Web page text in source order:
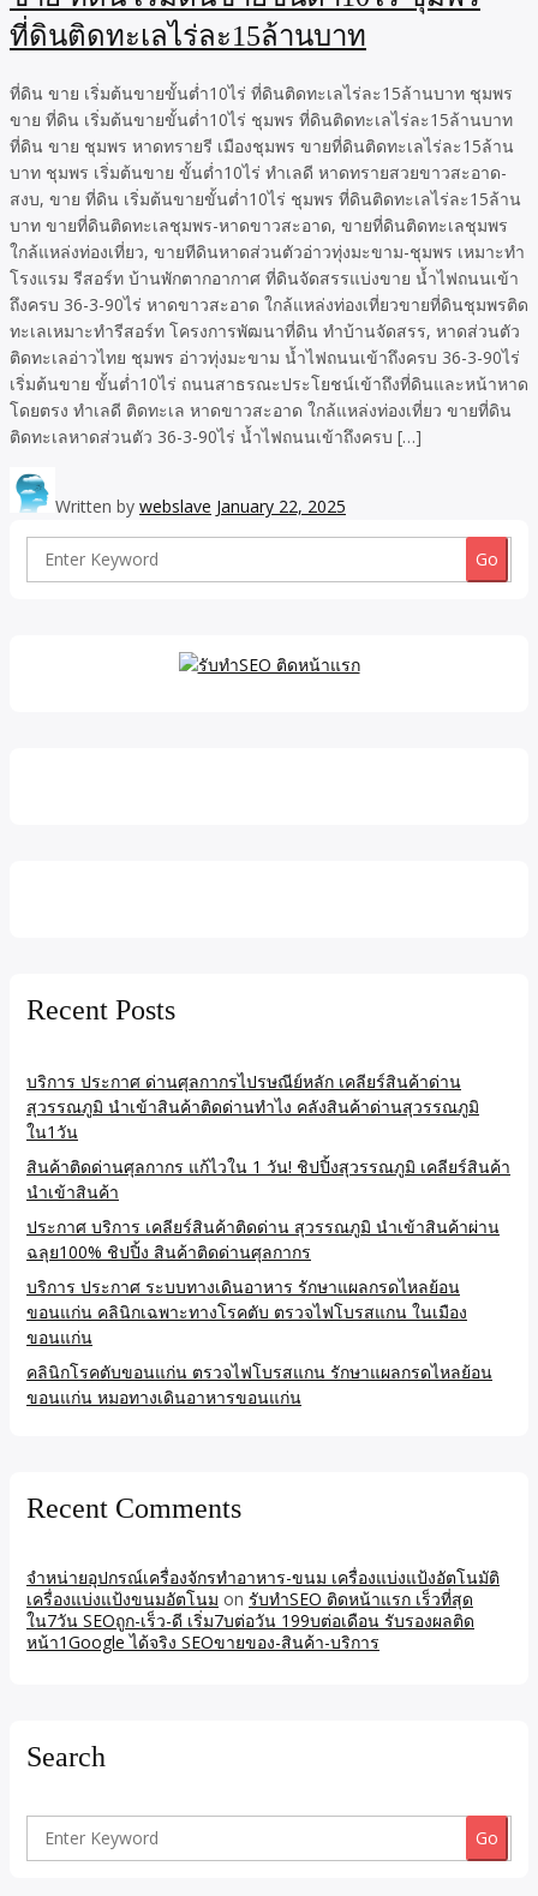
ที่ดินติดทะเลไร่ละ15ล้านบาท
ที่ดิน ขาย เริ่มต้นขายขั้นต่ำ10ไร่ ที่ดินติดทะเลไร่ละ15ล้านบาท ชุมพร
ขาย ที่ดิน เริ่มต้นขายขั้นต่ำ10ไร่ ชุมพร ที่ดินติดทะเลไร่ละ15ล้านบาท
ที่ดิน ขาย ชุมพร หาดทรายรี เมืองชุมพร ขายที่ดินติดทะเลไร่ละ15ล้าน
บาท ชุมพร เริ่มต้นขาย ขั้นต่ำ10ไร่ ทำเลดี หาดทรายสวยขาวสะอาด-
สงบ, ขาย ที่ดิน เริ่มต้นขายขั้นต่ำ10ไร่ ชุมพร ที่ดินติดทะเลไร่ละ15ล้าน
บาท ขายที่ดินติดทะเลชุมพร-หาดขาวสะอาด, ขายที่ดินติดทะเลชุมพร
ใกล้แหล่งท่องเที่ยว, ขายทีดินหาดส่วนตัวอ่าวทุ่งมะขาม-ชุมพร เหมาะทำ
โรงแรม รีสอร์ท บ้านพักตากอากาศ ที่ดินจัดสรรแบ่งขาย น้ำไฟถนนเข้า
ถึงครบ 36-3-90ไร่ หาดขาวสะอาด ใกล้แหล่งท่องเที่ยวขายที่ดินชุมพรติด
ทะเลเหมาะทำรีสอร์ท โครงการพัฒนาที่ดิน ทำบ้านจัดสรร, หาดส่วนตัว
ติดทะเลอ่าวไทย ชุมพร อ่าวทุ่งมะขาม น้ำไฟถนนเข้าถึงครบ 36-3-90ไร่
เริ่มต้นขาย ขั้นต่ำ10ไร่ ถนนสาธรณะประโยชน์เข้าถึงที่ดินและหน้าหาด
โดยตรง ทำเลดี ติดทะเล หาดขาวสะอาด ใกล้แหล่งท่องเที่ยว ขายที่ดิน
ติดทะเลหาดส่วนตัว 36-3-90ไร่ น้ำไฟถนนเข้าถึงครบ […]
Written by webslave January 22, 2025
Search
Recent Posts
บริการ ประกาศ ด่านศุลกากรไปรษณีย์หลัก เคลียร์สินค้าด่าน
สุวรรณภูมิ นำเข้าสินค้าติดด่านทำไง คลังสินค้าด่านสุวรรณภูมิ
ใน1วัน
สินค้าติดด่านศุลกากร แก้ไวใน 1 วัน! ชิปปิ้งสุวรรณภูมิ เคลียร์สินค้า
นำเข้าสินค้า
ประกาศ บริการ เคลียร์สินค้าติดด่าน สุวรรณภูมิ นำเข้าสินค้าผ่าน
ฉลุย100% ชิปปิ้ง สินค้าติดด่านศุลกากร
บริการ ประกาศ ระบบทางเดินอาหาร รักษาแผลกรดไหลย้อน
ขอนแก่น คลินิกเฉพาะทางโรคตับ ตรวจไฟโบรสแกน ในเมือง
ขอนแก่น
คลินิกโรคตับขอนแก่น ตรวจไฟโบรสแกน รักษาแผลกรดไหลย้อน
ขอนแก่น หมอทางเดินอาหารขอนแก่น
Recent Comments
จำหน่ายอุปกรณ์เครื่องจักรทำอาหาร-ขนม เครื่องแบ่งแป้งอัตโนมัติ
เครื่องแบ่งแป้งขนมอัตโนม on รับทำSEO ติดหน้าแรก เร็วที่สุด
ใน7วัน SEOถูก-เร็ว-ดี เริ่ม7บต่อวัน 199บต่อเดือน รับรองผลติด
หน้า1Google ได้จริง SEOขายของ-สินค้า-บริการ
Search
Search